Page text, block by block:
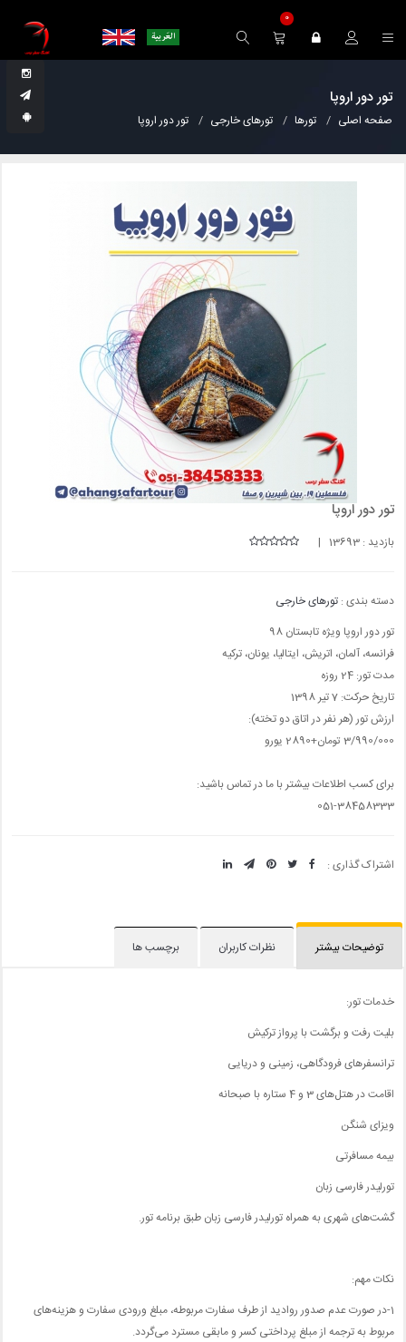
0
تور دور اروپا
صفحه اصلی تورها تورهای خارجی تور دور اروپا
تور دور اروپا
بازدید : 13693 |
دسته بندی : تورهای خارجی
تور دور اروپا ویژه تابستان 98
فرانسه، آلمان، اتریش، ایتالیا، یونان، ترکیه
مدت تور: 24 روزه
تاریخ حرکت: 7 تیر 1398
ارزش تور (هر نفر در اتاق دو تخته):
3/990/000 تومان+2890 یورو
برای کسب اطلاعات بیشتر با ما در تماس باشید:
051-38458333
اشتراک گذاری :
توضیحات بیشتر نظرات کاربران برچسب ها
خدمات تور:
بلیت رفت و برگشت با پرواز ترکیش
ترانسفرهای فرودگاهی، زمینی و دریایی
اقامت در هتل‌های 3 و 4 ستاره با صبحانه
ویزای شنگن
بیمه مسافرتی
تورلیدر فارسی زبان
گشت‌های شهری به همراه تورلیدر فارسی زبان طبق برنامه تور.
نکات مهم:
1-در صورت عدم صدور روادید از طرف سفارت مربوطه، مبلغ ورودی سفارت و هزینه‌های
مربوط به ترجمه از مبلغ پرداختی کسر و مابقی مسترد می‌گردد.